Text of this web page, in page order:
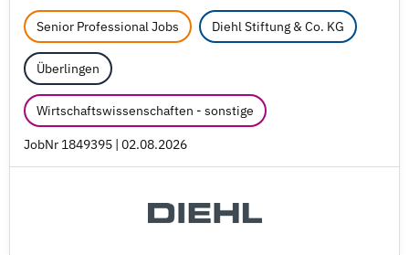
Senior Professional Jobs Diehl Stiftung & Co. KG
Überlingen
Wirtschaftswissenschaften - sonstige
JobNr 1849395 | 02.08.2026